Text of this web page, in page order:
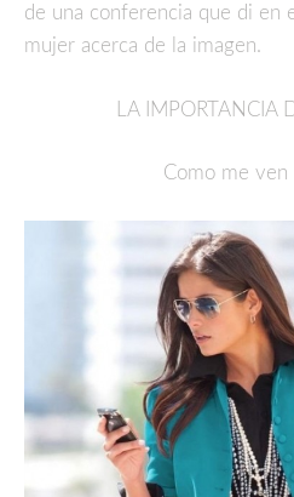
de una conferencia que di en
mujer acerca de la imagen.
LA IMPORTANCIA
Como me ven